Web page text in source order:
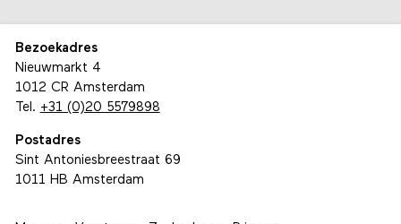
Bezoekadres
Nieuwmarkt 4
1012 CR Amsterdam
Tel. +31 (0)20 5579898
Postadres
Sint Antoniesbreestraat 69
1011 HB Amsterdam